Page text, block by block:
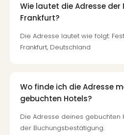
Wie lautet die Adresse der
Frankfurt?
Die Adresse lautet wie folgt:
Frankfurt, Deutschland
Wo finde ich die Adresse
gebuchten Hotels?
Die Adresse deines gebuchten
der Buchungsbestätigung.